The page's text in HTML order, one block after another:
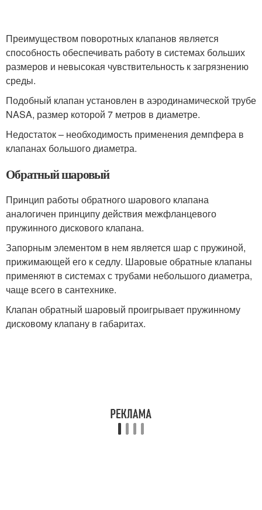
Преимуществом поворотных клапанов является
способность обеспечивать работу в системах больших
размеров и невысокая чувствительность к загрязнению
среды.
Подобный клапан установлен в аэродинамической трубе
NASA, размер которой 7 метров в диаметре.
Недостаток – необходимость применения демпфера в
клапанах большого диаметра.
Обратный шаровый
Принцип работы обратного шарового клапана
аналогичен принципу действия межфланцевого
пружинного дискового клапана.
Запорным элементом в нем является шар с пружиной,
прижимающей его к седлу. Шаровые обратные клапаны
применяют в системах с трубами небольшого диаметра,
чаще всего в сантехнике.
Клапан обратный шаровый проигрывает пружинному
дисковому клапану в габаритах.